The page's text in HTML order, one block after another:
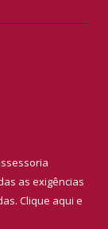
as exigências
Clique aqui e